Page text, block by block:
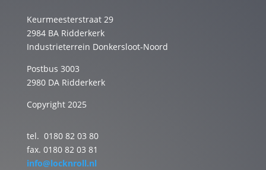
Keurmeesterstraat 29
2984 BA Ridderkerk
Industrieterrein Donkersloot-Noord
Postbus 3003
2980 DA Ridderkerk
Copyright 2025
tel. 0180 82 03 80
fax. 0180 82 03 81
info@locknroll.nl